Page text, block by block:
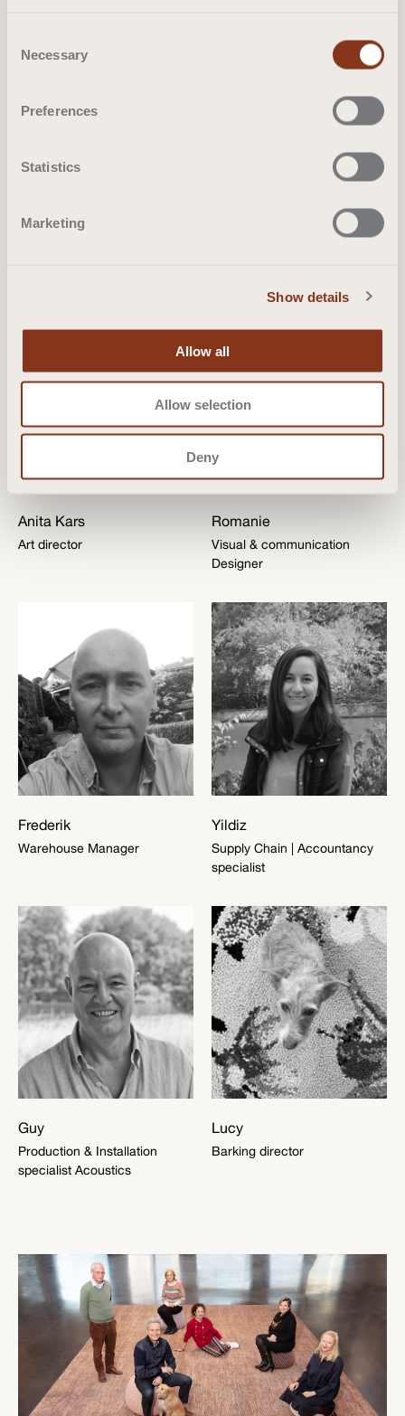
Selection
Necessary
Preferences
Statistics
Marketing
Show details
Allow all
Allow selection
Deny
Anita Kars
Art director
Romanie
Visual & communication
Designer
Frederik
Warehouse Manager
Yildiz
Supply Chain | Accountancy
specialist
Guy
Production & Installation
specialist Acoustics
Lucy
Barking director